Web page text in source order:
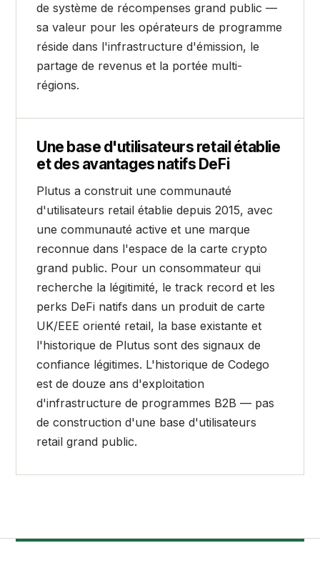
de système de récompenses grand public —
sa valeur pour les opérateurs de programme
réside dans l'infrastructure d'émission, le
partage de revenus et la portée multi-
régions.
Une base d'utilisateurs retail établie
et des avantages natifs DeFi
Plutus a construit une communauté
d'utilisateurs retail établie depuis 2015, avec
une communauté active et une marque
reconnue dans l'espace de la carte crypto
grand public. Pour un consommateur qui
recherche la légitimité, le track record et les
perks DeFi natifs dans un produit de carte
UK/EEE orienté retail, la base existante et
l'historique de Plutus sont des signaux de
confiance légitimes. L'historique de Codego
est de douze ans d'exploitation
d'infrastructure de programmes B2B — pas
de construction d'une base d'utilisateurs
retail grand public.